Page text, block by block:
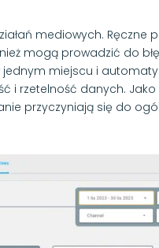
mediowych. Ręczne
mogą prowadzić do
jednym miejscu i
i rzetelność danych. Jako
przyczyniają się do